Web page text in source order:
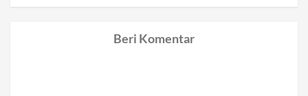
Beri Komentar